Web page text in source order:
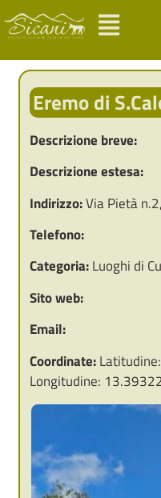
Eremo di
Descrizione breve:
Descrizione estesa:
Indirizzo:Via Pietà
Telefono:
Categoria:Luoghi di
Sito web:
Email:
Coordinate:
Longitudine: